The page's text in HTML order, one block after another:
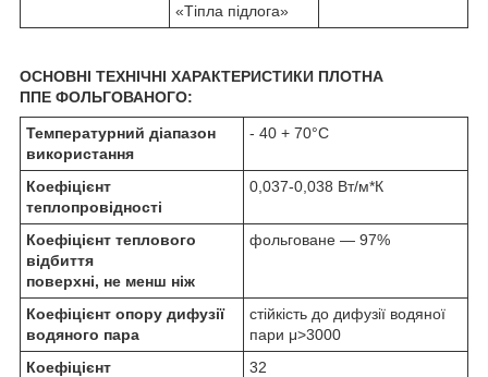
«Тіпла підлога»
ОСНОВНІ ТЕХНІЧНІ ХАРАКТЕРИСТИКИ ПЛОТНА
ППЕ ФОЛЬГОВАНОГО:
Температурний діапазон
використання
- 40 + 70°С
Коефіцієнт
теплопровідності
0,037-0,038 Вт/м*К
Коефіцієнт теплового
відбиття
поверхні, не менш ніж
фольговане — 97%
Коефіцієнт опору дифузії
водяного пара
стійкість до дифузії водяної
пари μ>3000
Коефіцієнт
32